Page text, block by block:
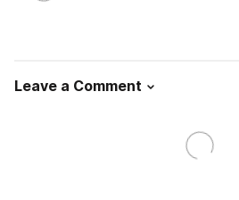
Leave a Comment